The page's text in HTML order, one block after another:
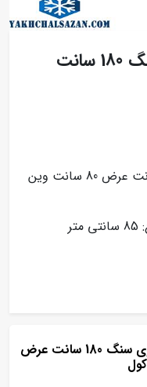
فریزر میز کار استیل روی سنگ 180 سانت
روی سنگ 180 سانت عرض 80 سانت وین
مشخصات فنی فریزر میزکار استیل روی سنگ 180 سانت عرض